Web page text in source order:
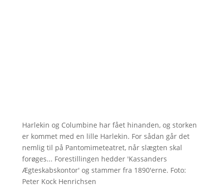
Harlekin og Columbine har fået hinanden, og storken
er kommet med en lille Harlekin. For sådan går det
nemlig til på Pantomimeteatret, når slægten skal
forøges... Forestillingen hedder 'Kassanders
Ægteskabskontor' og stammer fra 1890'erne. Foto:
Peter Kock Henrichsen